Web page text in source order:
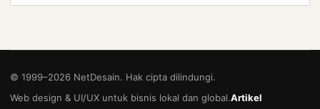
© 1999–2026 NetDesain. Hak cipta dilindungi.
Web design & UI/UX untuk bisnis lokal dan global.Artikel